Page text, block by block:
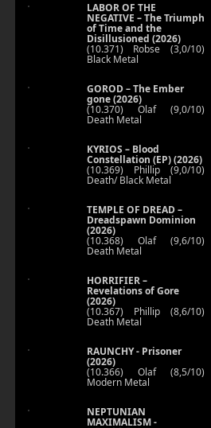
LABOR OF THE
NEGATIVE – The Triumph
of Time and the
Disillusioned (2026)
(10.371) Robse (3,0/10)
Black Metal
GOROD – The Ember
gone (2026)
(10.370) Olaf (9,0/10)
Death Metal
KYRIOS – Blood
Constellation (EP) (2026)
(10.369) Phillip (9,0/10)
Death/ Black Metal
TEMPLE OF DREAD –
Dreadspawn Dominion
(2026)
(10.368) Olaf (9,6/10)
Death Metal
HORRIFIER –
Revelations of Gore
(2026)
(10.367) Phillip (8,6/10)
Death Metal
RAUNCHY - Prisoner
(2026)
(10.366) Olaf (8,5/10)
Modern Metal
NEPTUNIAN
MAXIMALISM -